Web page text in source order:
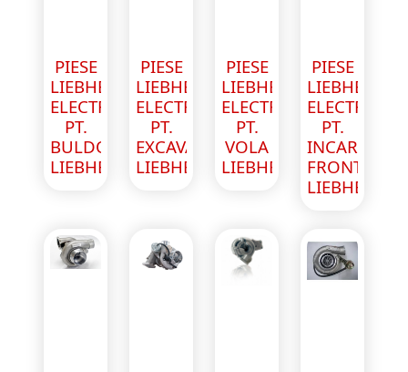
PIESE
LIEBHERR
ELECTROMOTOR
PT.
BULDOEXCAVATOR
LIEBHERR
PIESE
LIEBHERR
ELECTROMOTOR
PT.
EXCAVATOR
LIEBHERR
PIESE
LIEBHERR
ELECTROMOTOR
PT.
VOLA
LIEBHERR
PIESE
LIEBHERR
PT.
FRONTAL
LIEBHERR